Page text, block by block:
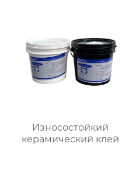
Износостойкий
керамический клей